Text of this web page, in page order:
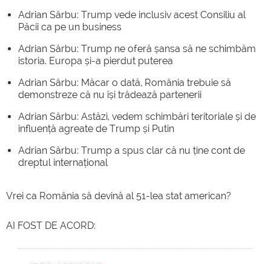
Adrian Sârbu: Trump vede inclusiv acest Consiliu al
Păcii ca pe un business
Adrian Sârbu: Trump ne oferă șansa să ne schimbăm
istoria. Europa și-a pierdut puterea
Adrian Sârbu: Măcar o dată, România trebuie să
demonstreze că nu își trădează partenerii
Adrian Sârbu: Astăzi, vedem schimbări teritoriale și de
influență agreate de Trump și Putin
Adrian Sârbu: Trump a spus clar că nu ține cont de
dreptul internațional
Vrei ca România să devină al 51-lea stat american?
AI FOST DE ACORD: